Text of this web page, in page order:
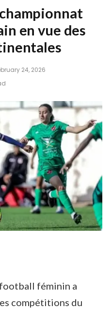
en vue des
24, 2026
féminin a
compétitions du